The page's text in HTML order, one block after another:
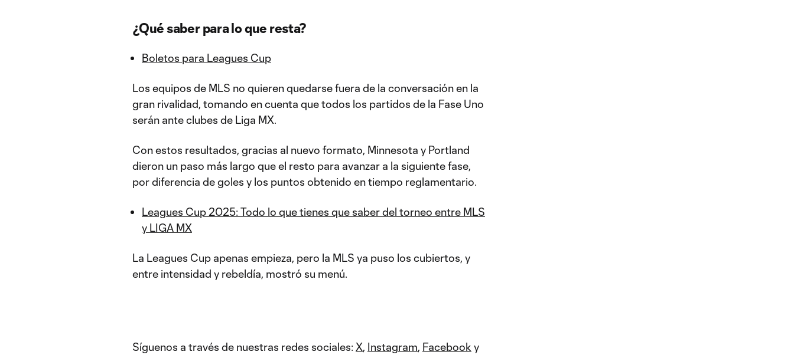
¿Qué saber para lo que resta?
Boletos para Leagues Cup
Los equipos de MLS no quieren quedarse fuera de la conversación en la
gran rivalidad, tomando en cuenta que todos los partidos de la Fase Uno
serán ante clubes de Liga MX.
Con estos resultados, gracias al nuevo formato, Minnesota y Portland
dieron un paso más largo que el resto para avanzar a la siguiente fase,
por diferencia de goles y los puntos obtenido en tiempo reglamentario.
Leagues Cup 2025: Todo lo que tienes que saber del torneo entre MLS
y LIGA MX
La Leagues Cup apenas empieza, pero la MLS ya puso los cubiertos, y
entre intensidad y rebeldía, mostró su menú.
Síguenos a través de nuestras redes sociales: X, Instagram, Facebook y